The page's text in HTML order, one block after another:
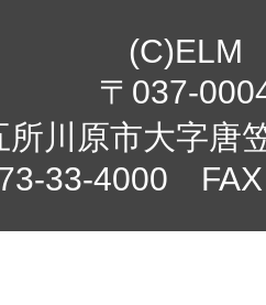
(C)ELM
〒037-
所川原市大字唐
33-4000